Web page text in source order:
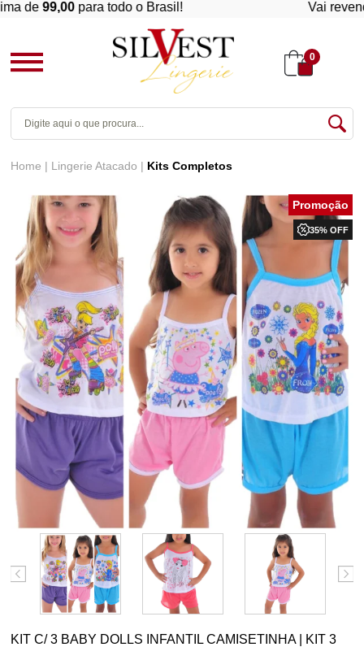
de 99,00para todo o Brasil! Vai
0
Home Lingerie Atacado Kits Completos
35% OFF
KIT C/ 3 BABY DOLLS INFANTIL CAMISETINHA | KIT 3